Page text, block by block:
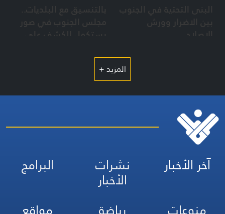
البنى التحتية في الجنوب
بين الاضرار وورش
الاصلاح
بالتنسيق مع البلديات..
مجلس الجنوب في صور
يستكمل الكشف على
الركام
المزيد +
آخر الأخبار نشرات
الأخبار
البرامج